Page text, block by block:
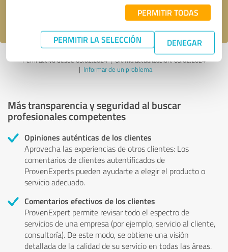
PERMITIR TODAS
PERMITIR LA SELECCIÓN DENEGAR
Perfil activo desde 05.02.2024 |Última actualización: 05.02.2024
| Informar de un problema
Más transparencia y seguridad al buscar
profesionales competentes
Opiniones auténticas de los clientes
Aprovecha las experiencias de otros clientes: Los
comentarios de clientes autentificados de
ProvenExperts pueden ayudarte a elegir el producto o
servicio adecuado.
Comentarios efectivos de los clientes
ProvenExpert permite revisar todo el espectro de
servicios de una empresa (por ejemplo, servicio al cliente,
consultoría). De este modo, se obtiene una visión
detallada de la calidad de su servicio en todas las áreas.